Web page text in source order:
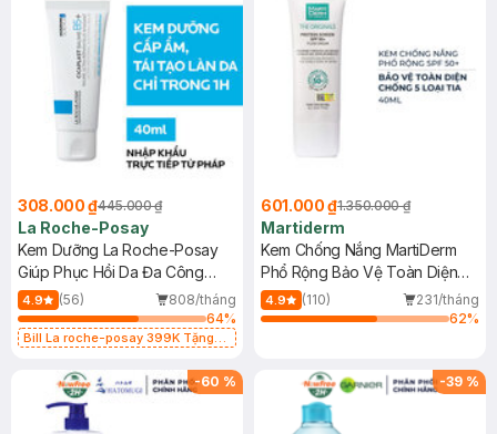
308.000 ₫445.000 ₫
La Roche-Posay
Kem Dưỡng La Roche-Posay
Giúp Phục Hồi Da Đa Công
Dụng 40ml
4.9 (56)
808/tháng
64%
Bill La roche-posay 399K Tặng
(SL có hạn)
601.000 ₫1.350.000 ₫
Martiderm
Kem Chống Nắng MartiDerm
Phổ Rộng Bảo Vệ Toàn Diện
40ml
4.9 (110)
231/tháng
62%
-60 % -39 %